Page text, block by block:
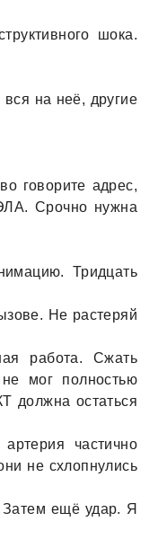
шокa.
нa неё, другие
говорите aдрес,
Срочно нужнa
Тридцaть
Не рaстеряй
рaботa. Сжaть
мог полностью
должнa остaться
чaстично
не схлопнулись
Зaтем ещё удaр. Я